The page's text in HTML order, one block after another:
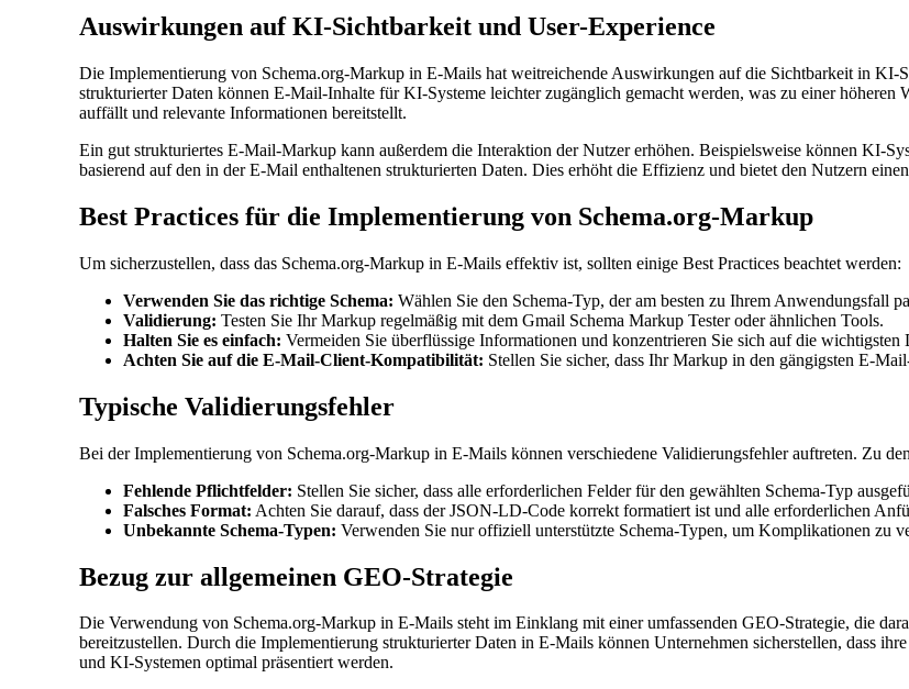
Auswirkungen auf KI-Sichtbarkeit und User-Experience
Die Implementierung von Schema.org-Markup in E-Mails hat weitreichende Auswirkungen auf die Sichtbarkeit in KI-
strukturierter Daten können E-Mail-Inhalte für KI-Systeme leichter zugänglich gemacht werden, was zu einer höheren
auffällt und relevante Informationen bereitstellt.
Ein gut strukturiertes E-Mail-Markup kann außerdem die Interaktion der Nutzer erhöhen. Beispielsweise können KI-
basierend auf den in der E-Mail enthaltenen strukturierten Daten. Dies erhöht die Effizienz und bietet den Nutzern
Best Practices für die Implementierung von Schema.org-Markup
Um sicherzustellen, dass das Schema.org-Markup in E-Mails effektiv ist, sollten einige Best Practices beachtet werden:
Verwenden Sie das richtige Schema: Wählen Sie den Schema-Typ, der am besten zu Ihrem Anwendungsfall
Validierung: Testen Sie Ihr Markup regelmäßig mit dem Gmail Schema Markup Tester oder ähnlichen Tools.
Halten Sie es einfach: Vermeiden Sie überflüssige Informationen und konzentrieren Sie sich auf die
Achten Sie auf die E-Mail-Client-Kompatibilität: Stellen Sie sicher, dass Ihr Markup in den gängigsten E-
Typische Validierungsfehler
Bei der Implementierung von Schema.org-Markup in E-Mails können verschiedene Validierungsfehler auftreten. Zu
Fehlende Pflichtfelder: Stellen Sie sicher, dass alle erforderlichen Felder für den gewählten Schema-Typ
Falsches Format: Achten Sie darauf, dass der JSON-LD-Code korrekt formatiert ist und alle erforderlichen
Unbekannte Schema-Typen: Verwenden Sie nur offiziell unterstützte Schema-Typen, um Komplikationen zu
Bezug zur allgemeinen GEO-Strategie
Die Verwendung von Schema.org-Markup in E-Mails steht im Einklang mit einer umfassenden GEO-Strategie, die
bereitzustellen. Durch die Implementierung strukturierter Daten in E-Mails können Unternehmen sicherstellen, dass
und KI-Systemen optimal präsentiert werden.